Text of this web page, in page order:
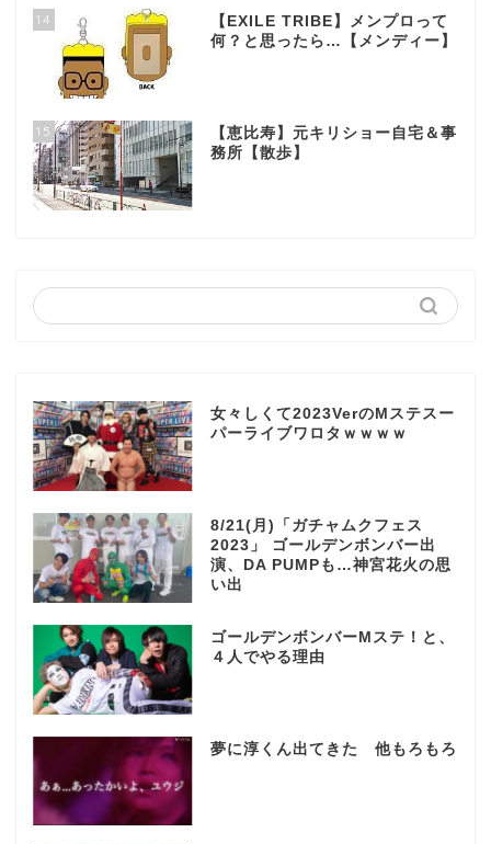
14
【EXILE TRIBE】メンプロって
何？と思ったら…【メンディー】
15
【恵比寿】元キリショー自宅＆事
務所【散歩】
女々しくて2023VerのMステスー
パーライブワロタｗｗｗｗ
8/21(月)「ガチャムクフェス
2023」 ゴールデンボンバー出
演、DA PUMPも…神宮花火の思
い出
ゴールデンボンバーMステ！と、
４人でやる理由
夢に淳くん出てきた 他もろもろ